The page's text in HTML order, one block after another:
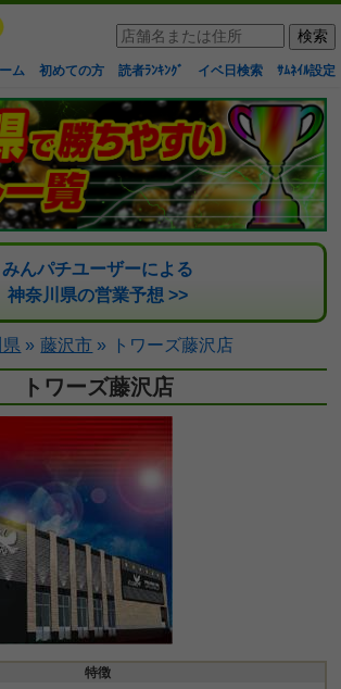
ム 初めての方 読者ﾗﾝｷﾝｸﾞ イベ日検索 ｻﾑﾈｲﾙ設定
みんパチユーザーによる
神奈川県の営業予想 >>
» 藤沢市 » トワーズ藤沢店
トワーズ藤沢店
特徴